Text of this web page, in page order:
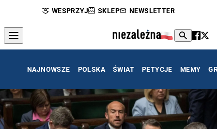
WESPRZYJ SKLEP NEWSLETTER
NAJNOWSZE POLSKA ŚWIAT PETYCJE MEMY